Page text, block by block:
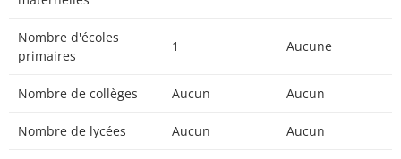
Nombre d'écoles
primaires
1 Aucune
Nombre de collèges Aucun Aucun
Nombre de lycées Aucun Aucun